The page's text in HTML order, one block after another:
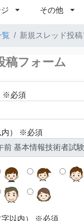
その他
覧 新規スレッド投
稿フォーム
※必須
内） ※必須
字以内） ※必須